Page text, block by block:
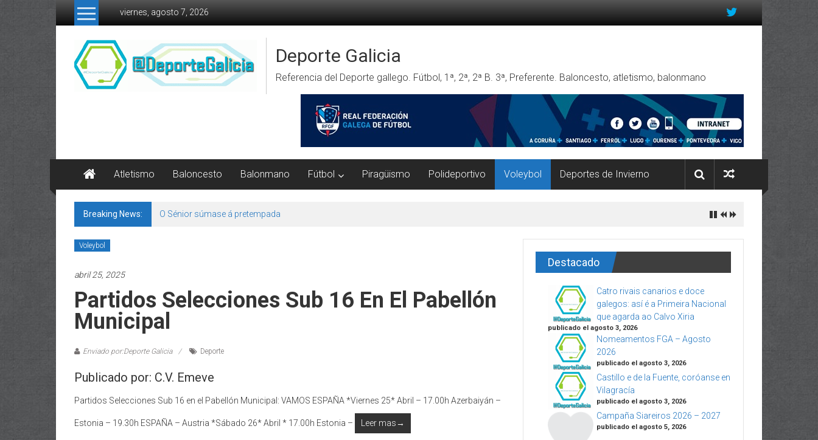
Skip to content
viernes, agosto 7, 2026
Deporte Galicia
Referencia del Deporte gallego. Fútbol, 1ª, 2ª, 2ª B. 3ª, Preferente. Baloncesto, atletismo, balonmano
Atletismo Baloncesto Balonmano Fútbol Piragüismo Polideportivo Voleybol Deportes de Invierno
Breaking News: O Sénior súmase á pretempada
Voleybol
abril 25, 2025
Partidos Selecciones Sub 16 En El Pabellón
Municipal
Enviado por:Deporte Galicia Deporte
Publicado por: C.V. Emeve
Partidos Selecciones Sub 16 en el Pabellón Municipal: VAMOS ESPAÑA *Viernes 25* Abril – 17.00h Azerbaiyán –
Estonia – 19.30h ESPAÑA – Austria *Sábado 26* Abril * 17.00h Estonia – Leer mas→
Destacado
Catro rivais canarios e doce
galegos: así é a Primeira Nacional
que agarda ao Calvo Xiria
publicado el agosto 3, 2026
Nomeamentos FGA – Agosto
2026
publicado el agosto 3, 2026
Castillo e de la Fuente, coróanse en
Vilagracía
publicado el agosto 3, 2026
Campaña Siareiros 2026 – 2027
publicado el agosto 5, 2026